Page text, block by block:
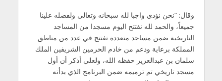
وقال: “نحن نؤدي واجبا لله سبحانه وتعالى ولفضله علينا
جميعاً، والحمد لله نفتتح اليوم مسجدا من المساجد
التاريخية ضمن مساجد متعددة تفتتح في عدد من مناطق
المملكة برعاية ودعم من خادم الحرمين الشريفين الملك
سلمان بن عبدالعزيز حفظه الله، ولعلي أذكر أن أول
مسجد تاريخي تم ترميمه ضمن البرنامج الذي بدأته